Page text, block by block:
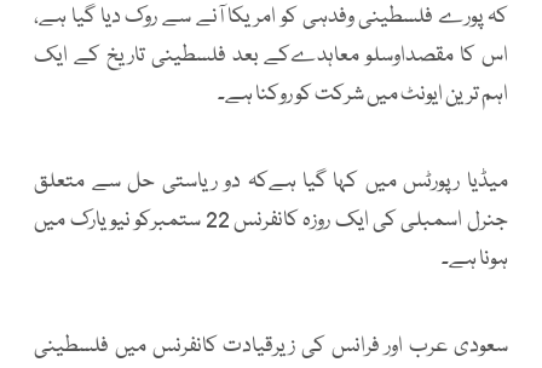
کہ پورے فلسطینی وفدہی کو امریکا آنے سے روک دیا گیا ہے،
اس کا مقصداوسلو معاہدےکے بعد فلسطینی تاریخ کے ایک
اہم ترین ایونٹ میں شرکت کو روکنا ہے۔
میڈیا رپورٹس میں کہا گیا ہےکہ دو ریاستی حل سے متعلق
جنرل اسمبلی کی ایک روزہ کانفرنس 22 ستمبرکو نیویارک میں
ہونا ہے۔
سعودی عرب اور فرانس کی زیرقیادت کانفرنس میں فلسطینی